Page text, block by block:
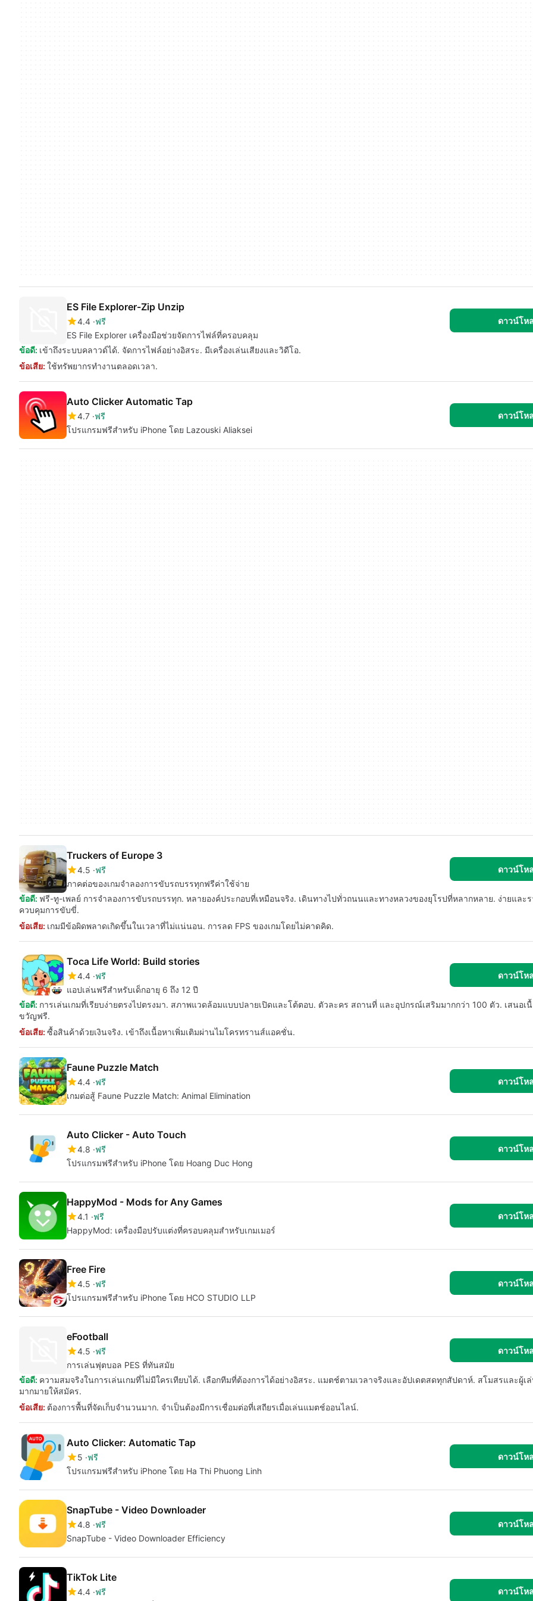
ES File Explorer-Zip Unzip
4.4 ฟรี
ES File Explorer เครื่องมือช่วยจัดการไฟล์ที่ครอบคลุม
ดาวน์โห
ข้อดี: เข้าถึงระบบคลาวด์ได้. จัดการไฟล์อย่างอิสระ. มีเครื่องเล่นเสียงและวิดีโอ.
ข้อเสีย: ใช้ทรัพยากรทำงานตลอดเวลา.
Auto Clicker Automatic Tap
4.7 ฟรี
โปรแกรมฟรีสำหรับ iPhone โดย Lazouski Aliaksei
ดาวน์โห
Truckers of Europe 3
4.5 ฟรี
ภาคต่อของเกมจำลองการขับรถบรรทุกฟรีค่าใช้จ่าย
ดาวน์โห
ข้อดี: ฟรี-ทู-เพลย์ การจำลองการขับรถบรรทุก. หลายองค์ประกอบที่เหมือนจริง. เดินทางไปทั่วถนนและทางหลวงของยุโรปที่หลากหลาย. ง่ายและ
ควบคุมการขับขี่.
ข้อเสีย: เกมมีข้อผิดพลาดเกิดขึ้นในเวลาที่ไม่แน่นอน. การลด FPS ของเกมโดยไม่คาดคิด.
Toca Life World: Build stories
4.4 ฟรี
แอปเล่นฟรีสำหรับเด็กอายุ 6 ถึง 12 ปี
ดาวน์โห
ข้อดี: การเล่นเกมที่เรียบง่ายตรงไปตรงมา. สภาพแวดล้อมแบบปลายเปิดและโต้ตอบ. ตัวละคร สถานที่ และอุปกรณ์เสริมมากกว่า 100 ตัว. เสนอเ
ขวัญฟรี.
ข้อเสีย: ซื้อสินค้าด้วยเงินจริง. เข้าถึงเนื้อหาเพิ่มเติมผ่านไมโครทรานส์แอคชั่น.
Faune Puzzle Match
4.4 ฟรี
เกมต่อสู้ Faune Puzzle Match: Animal Elimination
ดาวน์โห
Auto Clicker - Auto Touch
4.8 ฟรี
โปรแกรมฟรีสำหรับ iPhone โดย Hoang Duc Hong
ดาวน์โห
HappyMod - Mods for Any Games
4.1
ฟรี
HappyMod: เครื่องมือปรับแต่งที่ครอบคลุมสำหรับเกมเมอร์
ดาวน์โห
Free Fire
4.5 ฟรี
โปรแกรมฟรีสำหรับ iPhone โดย HCO STUDIO LLP
ดาวน์โห
eFootball
4.5 ฟรี
การเล่นฟุตบอล PES ที่ทันสมัย
ดาวน์โห
ข้อดี: ความสมจริงในการเล่นเกมที่ไม่มีใครเทียบได้. เลือกทีมที่ต้องการได้อย่างอิสระ. แมตช์ตามเวลาจริงและอัปเดตสดทุกสัปดาห์. สโมสรและผู้
มากมายให้สมัคร.
ข้อเสีย: ต้องการพื้นที่จัดเก็บจำนวนมาก. จำเป็นต้องมีการเชื่อมต่อที่เสถียรเมื่อเล่นแมตช์ออนไลน์.
Auto Clicker: Automatic Tap
5 ฟรี
โปรแกรมฟรีสำหรับ iPhone โดย Ha Thi Phuong Linh
ดาวน์โห
SnapTube - Video Downloader
4.8 ฟรี
SnapTube - Video Downloader Efficiency
ดาวน์โห
TikTok Lite
4.4 ฟรี
ดาวน์โห